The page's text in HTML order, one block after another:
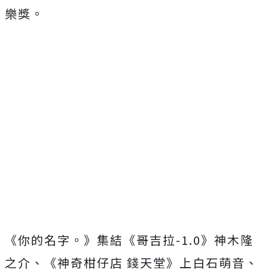
樂獎。
《你的名字。》集結《哥吉拉-1.0》神木隆
之介、《神奇柑仔店 錢天堂》上白石萌音、